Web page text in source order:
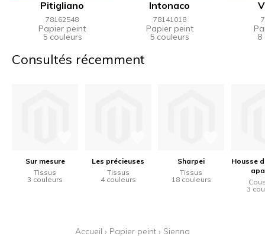
Pitigliano
78162548
Papier peint
5 couleurs
Intonaco
78141018
Papier peint
5 couleurs 8
Consultés récemment
Sur mesure
Tissus
3 couleurs
Les précieuses
Tissus
4 couleurs
Sharpei
Tissus
18 couleurs
Housse
3
Accueil › Papier peint › Sienna